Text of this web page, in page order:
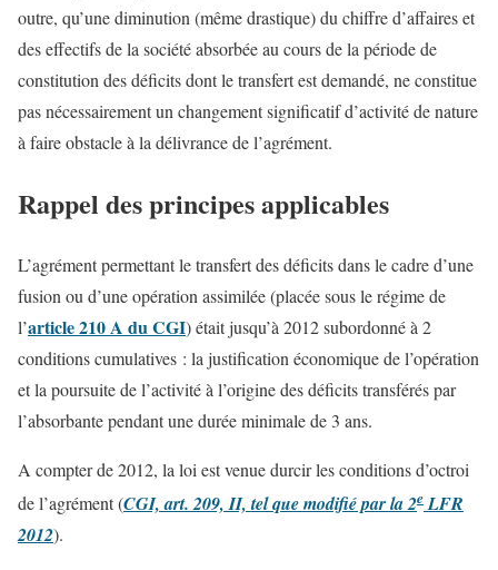
outre, qu’une diminution (même drastique) du chiffre d’affaires et
des effectifs de la société absorbée au cours de la période de
constitution des déficits dont le transfert est demandé, ne constitue
pas nécessairement un changement significatif d’activité de nature
à faire obstacle à la délivrance de l’agrément.
Rappel des principes applicables
L’agrément permettant le transfert des déficits dans le cadre d’une
fusion ou d’une opération assimilée (placée sous le régime de
l’article 210 A du CGI) était jusqu’à 2012 subordonné à 2
conditions cumulatives : la justification économique de l’opération
et la poursuite de l’activité à l’origine des déficits transférés par
l’absorbante pendant une durée minimale de 3 ans.
A compter de 2012, la loi est venue durcir les conditions d’octroi
de l’agrément (CGI, art. 209, II, tel que modifié par la 2eLFR
2012).